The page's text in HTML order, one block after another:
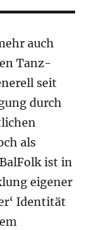
auch
Tanz-
seit
durch
als
ist in
eigener
Identität